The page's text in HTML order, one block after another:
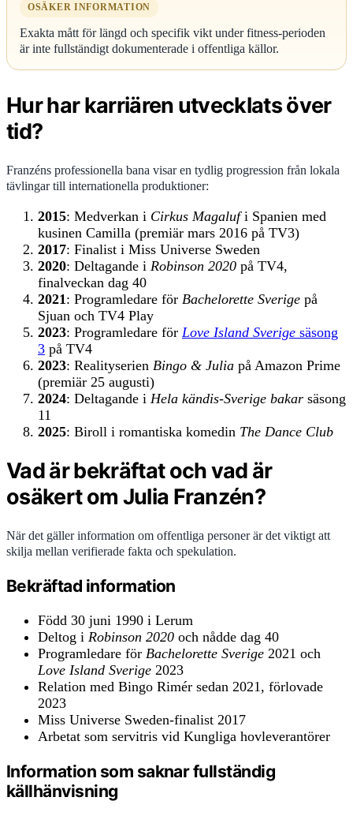
OSÄKER INFORMATION
Exakta mått för längd och specifik vikt under fitness-perioden
är inte fullständigt dokumenterade i offentliga källor.
Hur har karriären utvecklats över
tid?
Franzéns professionella bana visar en tydlig progression från lokala
tävlingar till internationella produktioner:
2015: Medverkan i Cirkus Magalufi Spanien med
kusinen Camilla (premiär mars 2016 på TV3)
2017: Finalist i Miss Universe Sweden
2020: Deltagande i Robinson 2020 på TV4,
finalveckan dag 40
2021 : Programledare för Bachelorette Sverige på
Sjuan och TV4 Play
2023: Programledare för Love Island Sverige säsong
3 på TV4
2023: Realityserien Bingo & Julia på Amazon Prime
(premiär 25 augusti)
2024: Deltagande i Hela kändis-Sverige bakar säsong
11
2025: Biroll i romantiska komedin The Dance Club
Vad är bekräftat och vad är
osäkert om Julia Franzén?
När det gäller information om offentliga personer är det viktigt att
skilja mellan verifierade fakta och spekulation.
Bekräftad information
Född 30 juni 1990 i Lerum
Deltog i Robinson 2020 och nådde dag 40
Programledare för Bachelorette Sverige 2021 och
Love Island Sverige 2023
Relation med Bingo Rimér sedan 2021, förlovade
2023
Miss Universe Sweden-finalist 2017
Arbetat som servitris vid Kungliga hovleverantörer
Information som saknar fullständig
källhänvisning